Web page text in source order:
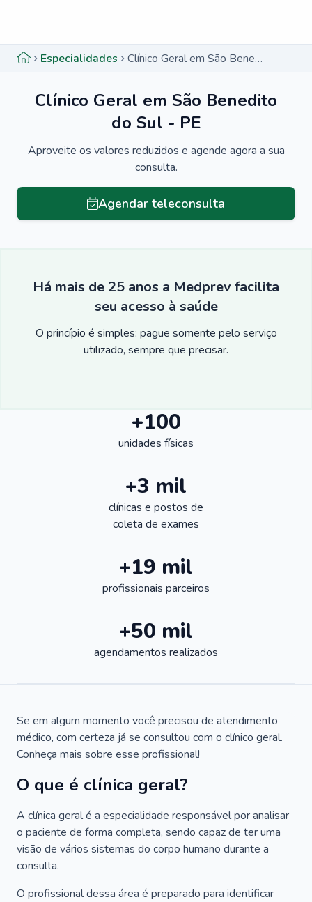
Especialidades Clínico Geral em São Benedito do Sul - PE
Clínico Geral em São Benedito
do Sul - PE
Aproveite os valores reduzidos e agende agora a sua
consulta.
Agendar teleconsulta
Há mais de 25 anos a Medprev facilita
seu acesso à saúde
O princípio é simples: pague somente pelo serviço
utilizado, sempre que precisar.
+100
unidades físicas
+3 mil
clínicas e postos de
coleta de exames
+19 mil
profissionais parceiros
+50 mil
agendamentos realizados
Se em algum momento você precisou de atendimento
médico, com certeza já se consultou com o clínico geral.
Conheça mais sobre esse profissional!
O que é clínica geral?
A clínica geral é a especialidade responsável por analisar
o paciente de forma completa, sendo capaz de ter uma
visão de vários sistemas do corpo humano durante a
consulta.
O profissional dessa área é preparado para identificar